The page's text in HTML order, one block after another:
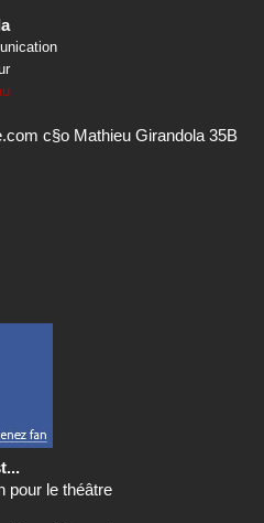
c§o Mathieu Girandola 35B
pour le théâtre